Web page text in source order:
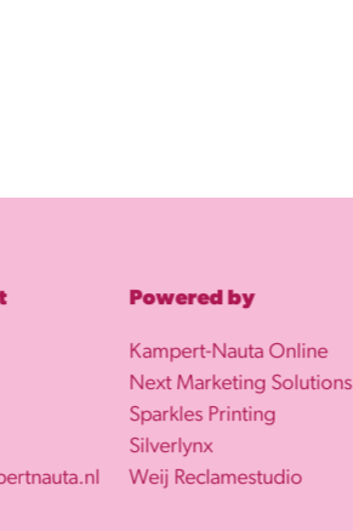
Powered by
Kampert-Nauta Online
Next Marketing Solutions
Sparkles Printing
Silverlynx
Weij Reclamestudio